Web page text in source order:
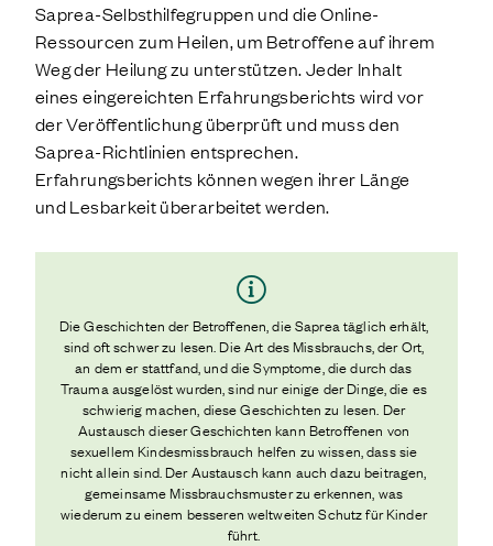
Saprea-Selbsthilfegruppen und die Online-
Ressourcen zum Heilen, um Betroffene auf ihrem
Weg der Heilung zu unterstützen. Jeder Inhalt
eines eingereichten Erfahrungsberichts wird vor
der Veröffentlichung überprüft und muss den
Saprea-Richtlinien entsprechen.
Erfahrungsberichts können wegen ihrer Länge
und Lesbarkeit überarbeitet werden.
Die Geschichten der Betroffenen, die Saprea täglich erhält,
sind oft schwer zu lesen. Die Art des Missbrauchs, der Ort,
an dem er stattfand, und die Symptome, die durch das
Trauma ausgelöst wurden, sind nur einige der Dinge, die es
schwierig machen, diese Geschichten zu lesen. Der
Austausch dieser Geschichten kann Betroffenen von
sexuellem Kindesmissbrauch helfen zu wissen, dass sie
nicht allein sind. Der Austausch kann auch dazu beitragen,
gemeinsame Missbrauchsmuster zu erkennen, was
wiederum zu einem besseren weltweiten Schutz für Kinder
führt.